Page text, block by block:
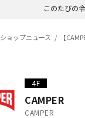
このたびの
ショップニュース 【
4F
CAMPER
CAMPER